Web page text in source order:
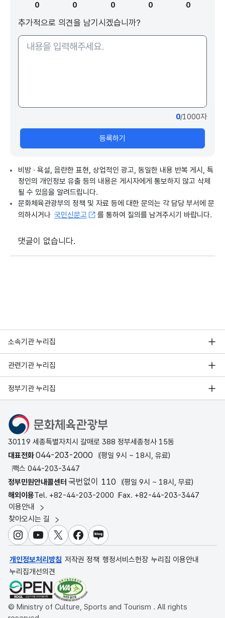
0 0 0 0 0
추가적으로 의견을 남기시겠습니까?
0/1000자
등록하기
비방 · 욕설, 음란한 표현, 상업적인 광고, 동일한 내용 반복 게시, 특
정인의 개인정보 유출 등의 내용은 게시자에게 통보하지 않고 삭제
될 수 있음을 알려드립니다.
문화체육관광부의 정책 및 자료 등에 대한 문의는 각 담당 부서에 문
의하시거나 국민신문고 를 통하여 질의를 남겨주시기 바랍니다.
댓글이 없습니다.
소속기관 누리집
관련기관 누리집
정부기관 누리집
문화체육관광부
30119 세종특별자치시 갈매로 388 정부세종청사 15동
대표전화044-203-2000
(평일 9시 ~ 18시, 유료)
팩스 044-203-3447
정부민원안내콜센터 국번없이 110
(평일 9시 ~ 18시, 무료)
해외이용Tel. +82-44-203-2000 Fax. +82-44-203-3447
이용안내
찾아오시는 길
인스타그램
유튜브X 페이스북
블로그
개인정보처리방침 저작권 정책 행정서비스헌장 누리집 이용안내
누리집개선의견
© Ministry of Culture, Sports and Tourism . All rights